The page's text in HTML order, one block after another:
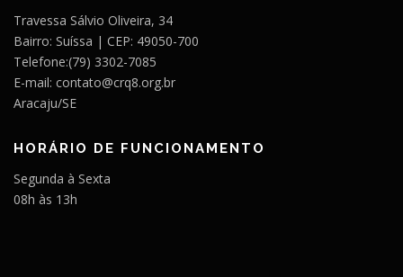
Travessa Sálvio Oliveira, 34
Bairro: Suíssa | CEP: 49050-700
Telefone:(79) 3302-7085
E-mail: contato@crq8.org.br
Aracaju/SE
HORÁRIO DE FUNCIONAMENTO
Segunda à Sexta
08h às 13h